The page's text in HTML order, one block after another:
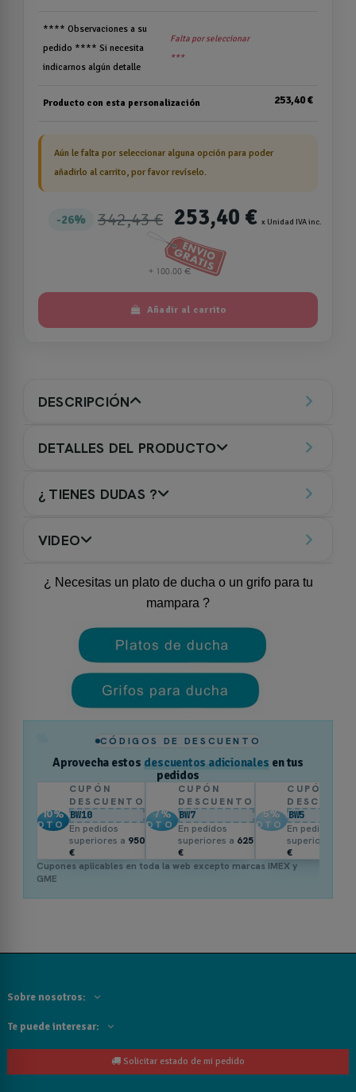
**** Observaciones a su
pedido **** Si necesita
indicarnos algún detalle
Falta por seleccionar
***
Producto con esta personalización 253,40 €
Aún le falta por seleccionar alguna opción para poder
añadirlo al carrito, por favor revíselo.
26% 342,43 € 253,40 € x Unidad IVA inc.
Añadir al carrito
DESCRIPCIÓN
DETALLES DEL PRODUCTO
¿ TIENES DUDAS ?
VIDEO
¿ Necesitas un plato de ducha o un grifo para tu
mampara ?
CÓDIGOS DE DESCUENTO
Aprovecha estos descuentos adicionales en tus
pedidos
10%
DTO.
CUPÓN
DESCUENTO
BW10
En pedidos
superiores a 950
€
7%
DTO.
CUPÓN
DESCUENTO
BW7
En pedidos
superiores a 625
€
5%
DTO.
CUPÓN
BW5
En pedidos
superiores a
€
Cupones aplicables en toda la web excepto marcas IMEX y
GME
Sobre nosotros:
Te puede interesar:
Solicitar estado de mi pedido